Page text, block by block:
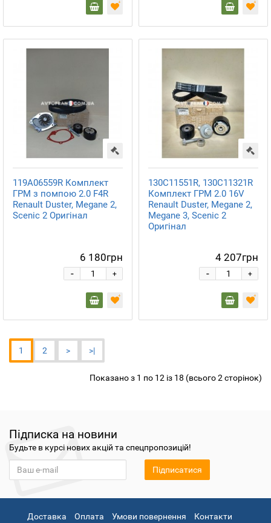
119A06559R Комплект
ГРМ з помпою 2.0 F4R
Renault Duster, Megane 2,
Scenic 2 Оригінал
6 180грн
+
-
130C11551R, 130C11321R
Комплект ГРМ 2.0 16V
Renault Duster, Megane 2,
Megane 3, Scenic 2
Оригінал
4 207грн
+
-
1 2 > >|
Показано з 1 по 12 із 18 (всього 2 сторінок)
Підписка на новини
Будьте в курсі нових акцій та спецпропозицій!
Підписатися
Доставка Оплата Умови повернення Контакти